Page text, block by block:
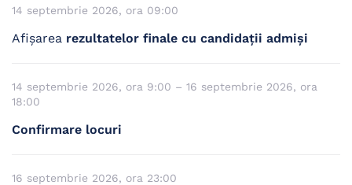
14 septembrie 2026, ora 09:00
Afișarea rezultatelor finale cu candidații admiși
14 septembrie 2026, ora 9:00 – 16 septembrie 2026, ora
18:00
Confirmare locuri
16 septembrie 2026, ora 23:00